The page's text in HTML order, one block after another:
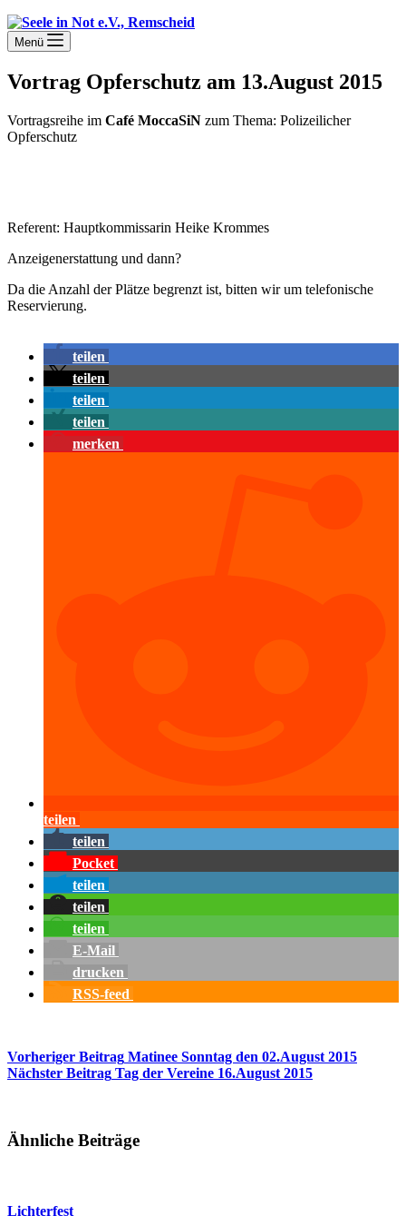
Menü
Vortrag Opferschutz am 13.August 2015
Vortragsreihe im Café MoccaSiN zum Thema: Polizeilicher
Opferschutz
Referent: Hauptkommissarin Heike Krommes
Anzeigenerstattung und dann?
Da die Anzahl der Plätze begrenzt ist, bitten wir um telefonische
Reservierung.
teilen
teilen
teilen
teilen
merken
teilen
teilen
Pocket
teilen
teilen
teilen
E-Mail
drucken
RSS-feed
Vorheriger Beitrag Matinee Sonntag den 02.August 2015
Nächster Beitrag Tag der Vereine 16.August 2015
Ähnliche Beiträge
Lichterfest